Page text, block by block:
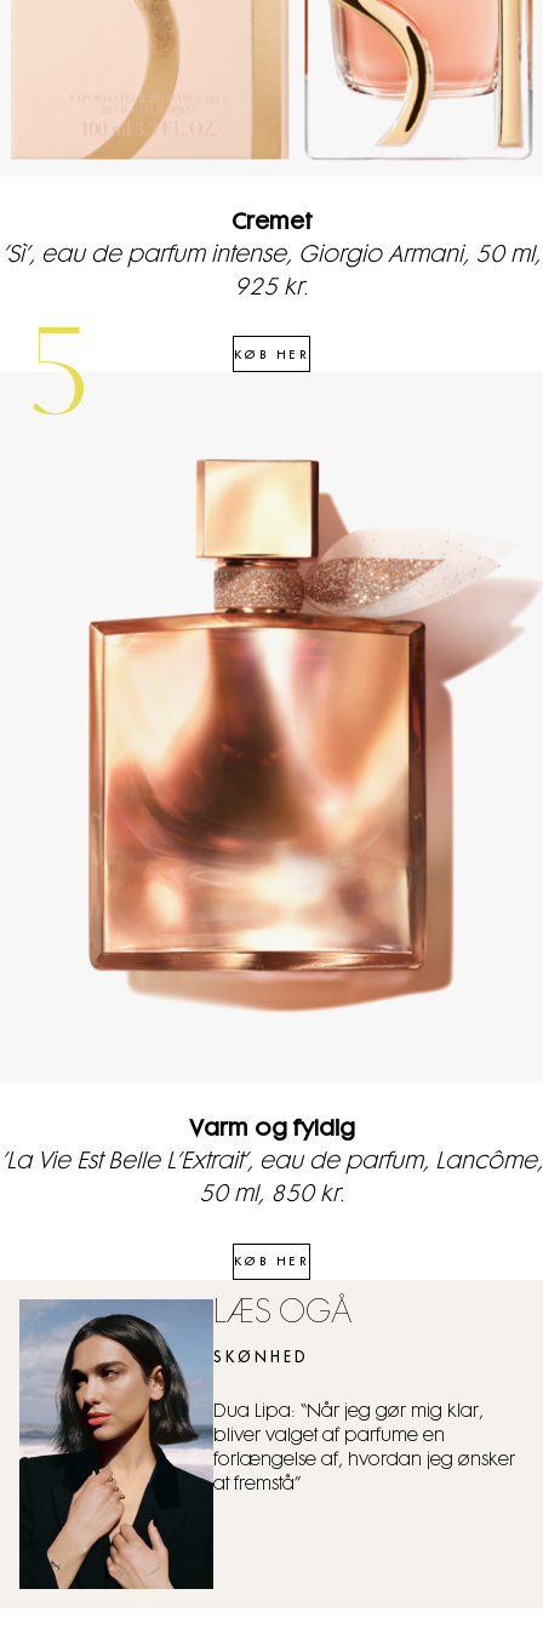
Cremet
’Sì’, eau de parfum intense, Giorgio Armani, 50 ml,
925 kr.
KØB HER
5
Varm og fyldig
’La Vie Est Belle L’Extrait’, eau de parfum, Lancôme,
50 ml, 850 kr.
KØB HER
LÆS OGÅ
SKØNHED
Dua Lipa: “Når jeg gør mig klar,
bliver valget af parfume en
forlængelse af, hvordan jeg ønsker
at fremstå”